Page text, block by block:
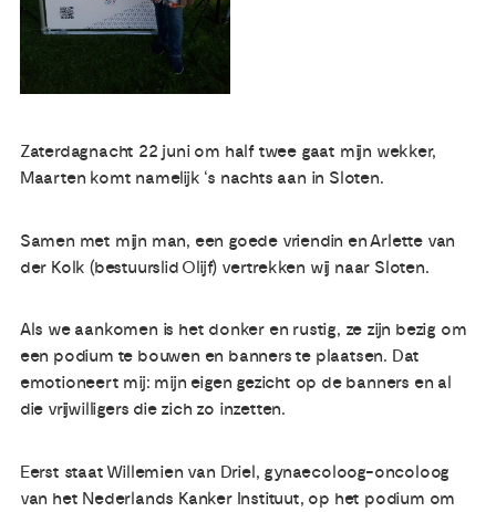
Zaterdagnacht 22 juni om half twee gaat mijn wekker,
Maarten komt namelijk ‘s nachts aan in Sloten.
Samen met mijn man, een goede vriendin en Arlette van
der Kolk (bestuurslid Olijf) vertrekken wij naar Sloten.
Als we aankomen is het donker en rustig, ze zijn bezig om
een podium te bouwen en banners te plaatsen. Dat
emotioneert mij: mijn eigen gezicht op de banners en al
die vrijwilligers die zich zo inzetten.
Eerst staat Willemien van Driel, gynaecoloog-oncoloog
van het Nederlands Kanker Instituut, op het podium om